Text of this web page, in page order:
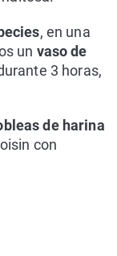
, en una
un vaso de
3 horas,
de harina
con